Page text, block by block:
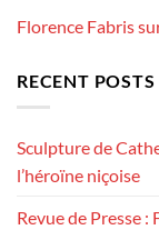
Florence Fabris
RECENT POSTS
Sculpture de
l’héroïne niçoise
Revue de Presse :